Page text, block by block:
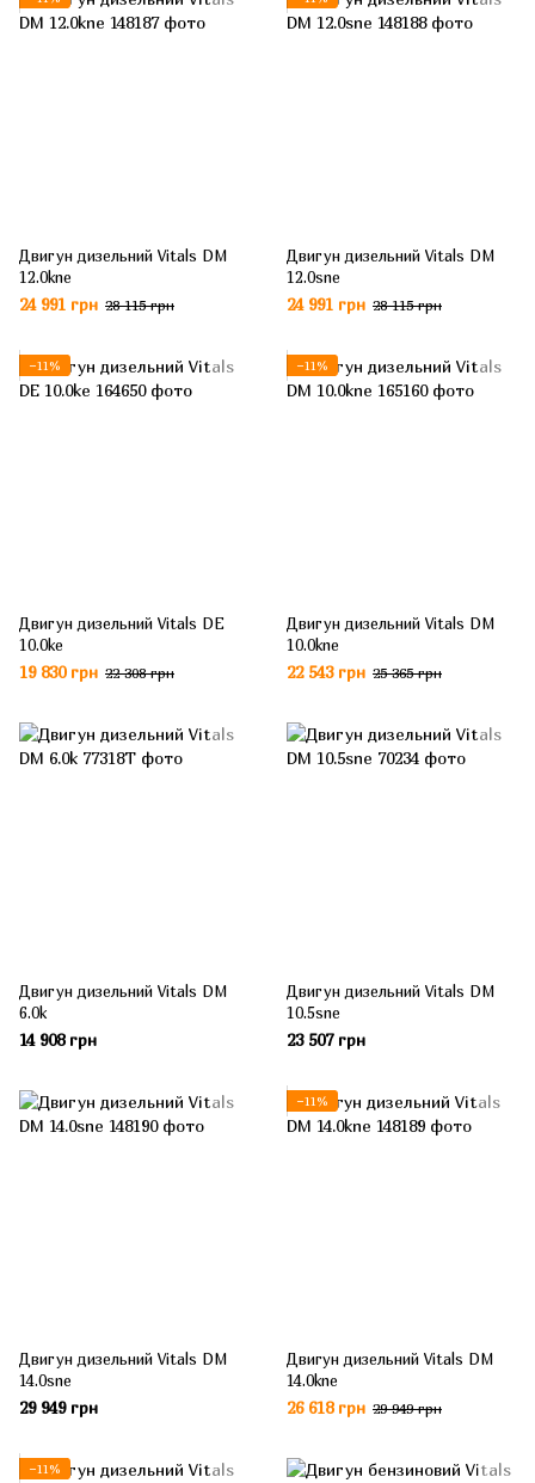
Двигун дизельний Vitals DM
12.0kne
24 991 грн 28 115 грн
Двигун дизельний Vitals DM
12.0sne
24 991 грн 28 115 грн
−11%
Двигун дизельний Vitals DE
10.0ke
19 830 грн 22 308 грн
−11%
Двигун дизельний Vitals DM
10.0kne
22 543 грн 25 365 грн
Двигун дизельний Vitals DM
6.0k
14 908 грн
Двигун дизельний Vitals DM
10.5sne
23 507 грн
Двигун дизельний Vitals DM
14.0sne
29 949 грн
−11%
Двигyн дизельний Vitals DM
14.0kne
26 618 грн 29 949 грн
−11%